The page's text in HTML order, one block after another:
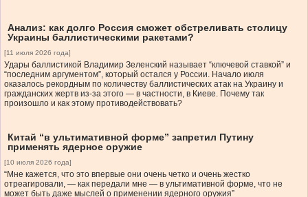
Анализ: как долго Россия сможет обстреливать столицу
Украины баллистическими ракетами?
[11 июля 2026 года]
Удары баллистикой Владимир Зеленский называет “ключевой ставкой” и
“последним аргументом”, который остался у России. Начало июля
оказалось рекордным по количеству баллистических атак на Украину и
гражданских жертв из-за этого — в частности, в Киеве. Почему так
произошло и как этому противодействовать?
Китай “в ультимативной форме” запретил Путину
применять ядерное оружие
[10 июля 2026 года]
“Мне кажется, что это впервые они очень четко и очень жестко
отреагировали, — как передали мне — в ультимативной форме, что не
может быть даже мыслей о применении ядерного оружия”